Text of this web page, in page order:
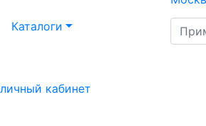
Каталоги
личный кабинет